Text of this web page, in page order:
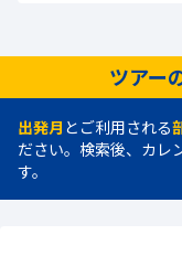
ツアー
出発月 とご利用される
ださい。検索後、カレ
す。